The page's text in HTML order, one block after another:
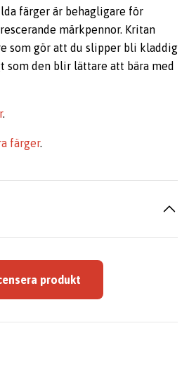
färger är behagligare för
märkpennor. Kritan
som gör att du slipper bli kladdig
som den blir lättare att bära med
.
färger.
produkt